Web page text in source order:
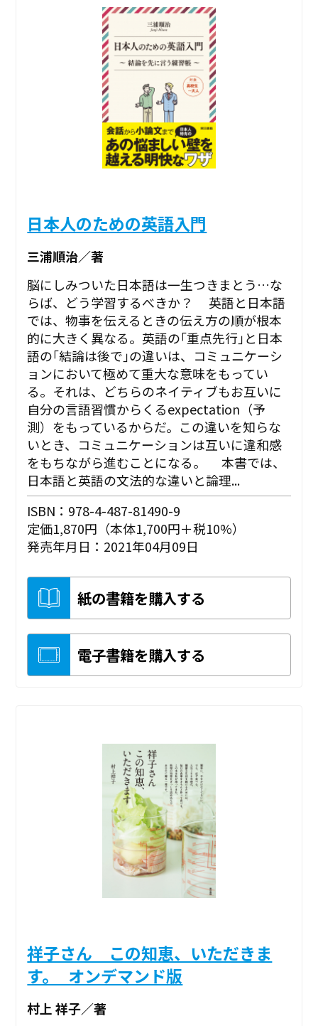
日本人のための英語入門
三浦順治／著
脳にしみついた日本語は一生つきまとう…な
らば、どう学習するべきか？ 英語と日本語
では、物事を伝えるときの伝え方の順が根本
的に大きく異なる。英語の｢重点先行｣と日本
語の｢結論は後で｣の違いは、コミュニケーシ
ョンにおいて極めて重大な意味をもってい
る。それは、どちらのネイティブもお互いに
自分の言語習慣からくるexpectation（予
測）をもっているからだ。この違いを知らな
いとき、コミュニケーションは互いに違和感
をもちながら進むことになる。 本書では、
日本語と英語の文法的な違いと論理...
ISBN：978-4-487-81490-9
定価1,870円（本体1,700円＋税10%）
発売年月日：2021年04月09日
紙の書籍を購入する
電子書籍を購入する
祥子さん この知恵、いただきま
す。_オンデマンド版
村上 祥子／著